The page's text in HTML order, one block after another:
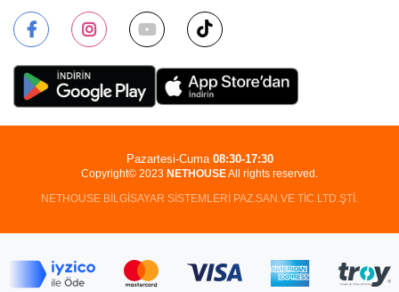
Copyright© 2023 NETHOUSEAll rights reserved.
NETHOUSE BİLGİSAYAR SİSTEMLERİ PAZ.SAN.VE TİC.LTD.ŞTİ.
Pazartesi-Cuma 08:30-17:30